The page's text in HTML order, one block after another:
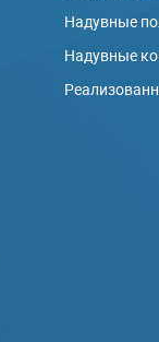
Надувные
Надувные